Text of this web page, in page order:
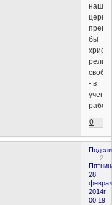
нашу
бы
- в
0
2
28
2014г.
00:19